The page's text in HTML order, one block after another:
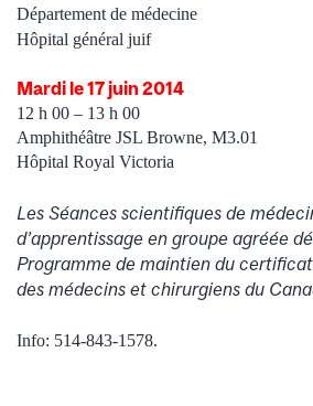
Département de médecine
Hôpital général juif
Mardi le 17 juin 2014
12 h 00 – 13 h 00
Amphithéâtre JSL Browne, M3.01
Hôpital Royal Victoria
Les Séances scientifiques de
d’apprentissage en groupe agréée
Programme de maintien du
des médecins et chirurgiens du
Info: 514-843-1578.